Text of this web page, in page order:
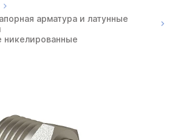
арматура и латунные
никелированные